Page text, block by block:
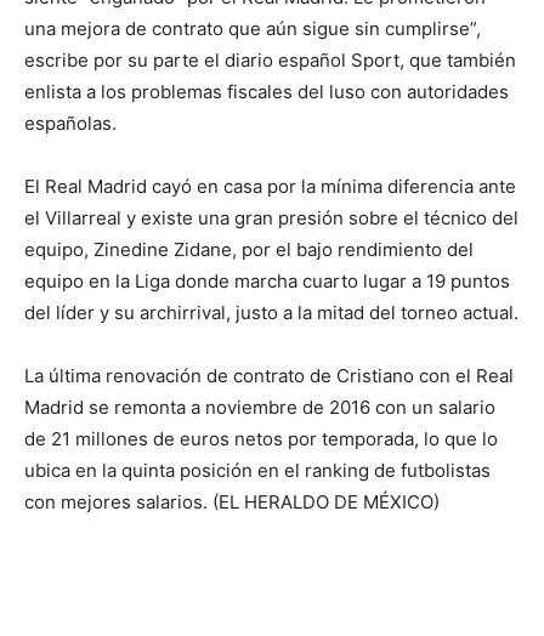
una mejora de contrato que aún sigue sin cumplirse”,
escribe por su parte el diario español Sport, que también
enlista a los problemas fiscales del luso con autoridades
españolas.
El Real Madrid cayó en casa por la mínima diferencia ante
el Villarreal y existe una gran presión sobre el técnico del
equipo, Zinedine Zidane, por el bajo rendimiento del
equipo en la Liga donde marcha cuarto lugar a 19 puntos
del líder y su archirrival, justo a la mitad del torneo actual.
La última renovación de contrato de Cristiano con el Real
Madrid se remonta a noviembre de 2016 con un salario
de 21 millones de euros netos por temporada, lo que lo
ubica en la quinta posición en el ranking de futbolistas
con mejores salarios. (EL HERALDO DE MÉXICO)